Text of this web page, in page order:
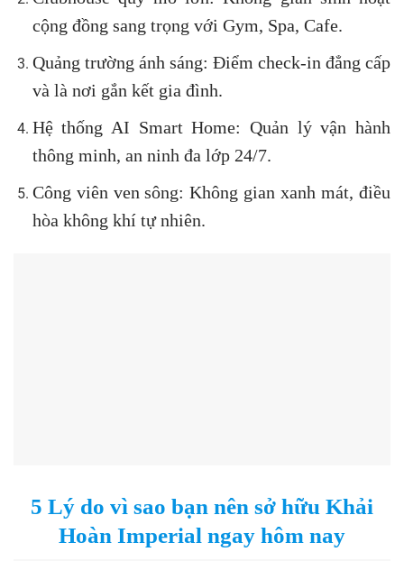
cộng đồng sang trọng với Gym, Spa, Cafe.
Quảng trường ánh sáng: Điểm check-in đẳng cấp
và là nơi gắn kết gia đình.
Hệ thống AI Smart Home: Quản lý vận hành
thông minh, an ninh đa lớp 24/7.
Công viên ven sông: Không gian xanh mát, điều
hòa không khí tự nhiên.
5 Lý do vì sao bạn nên sở hữu Khải
Hoàn Imperial ngay hôm nay